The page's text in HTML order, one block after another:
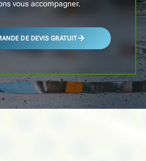
vous accompagner.
DE DEVIS GRATUIT